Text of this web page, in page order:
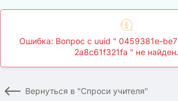
Спроси учителя
Вернуться в "Спроси учителя"